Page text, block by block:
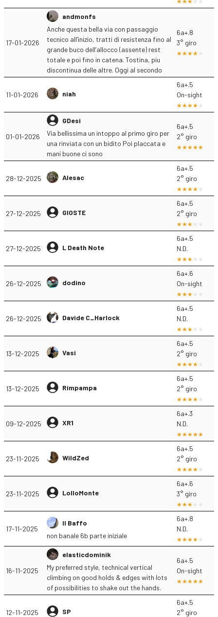
17-01-2026
andmonfs
Anche questa bella via con passaggio
tecnico all’inizio, tratti di resistenza fino al
grande buco dell’allocco (assente) rest
totale e poi fino in catena. Tostina, piu
discontinua delle altre. Oggi al secondo
6a+.8
3° giro
11-01-2026 niah
6a+.5
On-sight
01-01-2026
GDesi
Via bellissima un intoppo al primo giro per
una rinviata con un bidito Poi placcata e
mani buone ci sono
6a+.5
2° giro
28-12-2025 Alesac
6a+.5
2° giro
27-12-2025 GIOSTE
6a+.5
2° giro
27-12-2025 L Death Note
6a+.5
N.D.
26-12-2025 dodino
6a+.6
On-sight
26-12-2025 Davide C_Harlock
6a+.5
N.D.
13-12-2025 Vasi
6a+.5
2° giro
13-12-2025 Rimpampa
6a+.5
2° giro
09-12-2025 XR1
6a+.3
N.D.
23-11-2025 WildZed
6a+.5
2° giro
23-11-2025 LolloMonte
6a+.6
3° giro
17-11-2025
Il Baffo
non banale 6b parte iniziale
6a+.8
N.D.
16-11-2025
elasticdominik
My preferred style, technical vertical
climbing on good holds & edges with lots
of possibilities to shake out the hands.
6a+.5
On-sight
12-11-2025 SP
6a+.5
2° giro